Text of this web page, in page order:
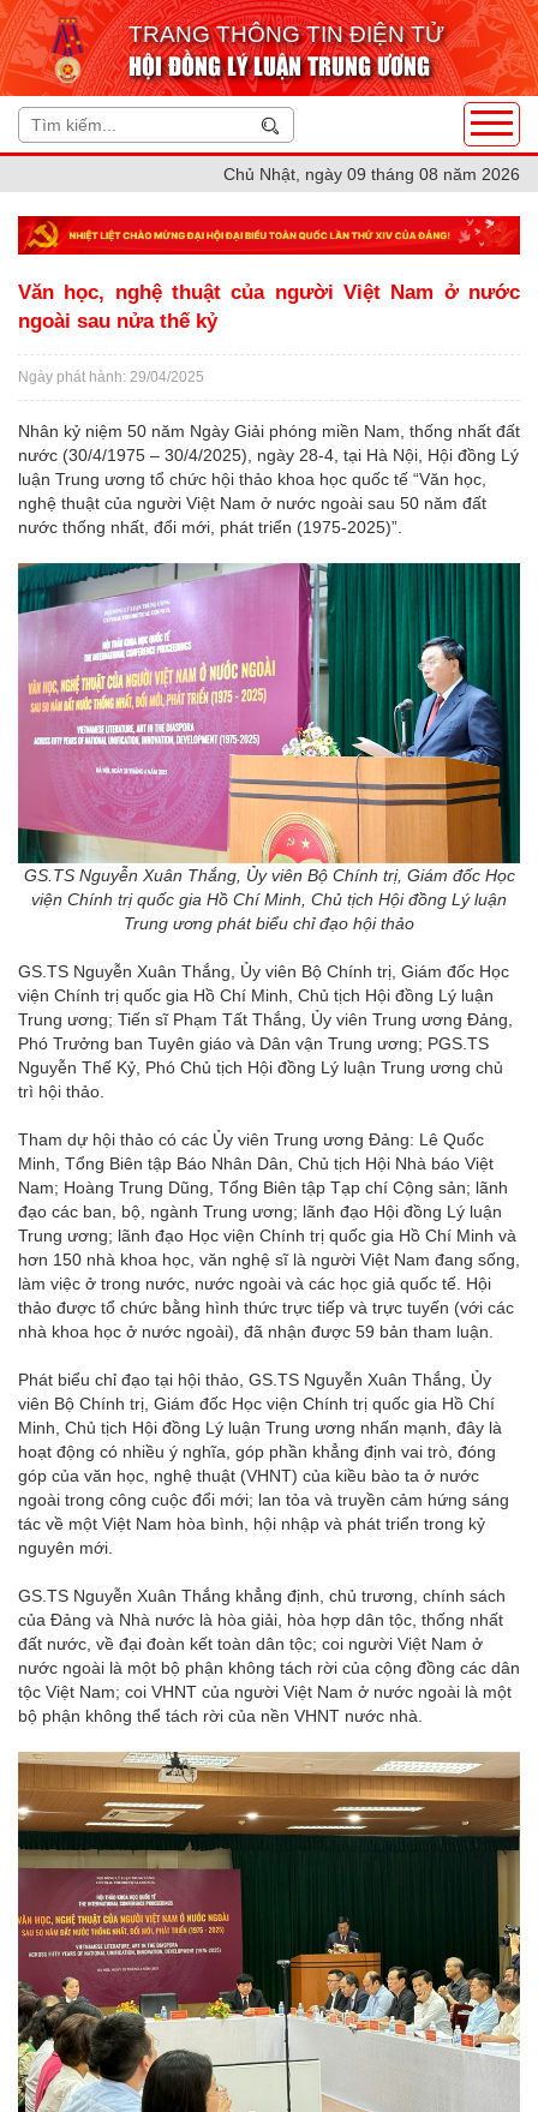
TRANG THÔNG TIN ĐIỆN TỬ
HỘI ĐỒNG LÝ LUẬN TRUNG ƯƠNG
Chủ Nhật, ngày 09 tháng 08 năm 2026
Văn học, nghệ thuật của người Việt Nam ở nước
ngoài sau nửa thế kỷ
Ngày phát hành: 29/04/2025
Nhân kỷ niệm 50 năm Ngày Giải phóng miền Nam, thống nhất đất
nước (30/4/1975 – 30/4/2025), ngày 28-4, tại Hà Nội, Hội đồng Lý
luận Trung ương tổ chức hội thảo khoa học quốc tế “Văn học,
nghệ thuật của người Việt Nam ở nước ngoài sau 50 năm đất
nước thống nhất, đổi mới, phát triển (1975-2025)”.
GS.TS Nguyễn Xuân Thắng, Ủy viên Bộ Chính trị, Giám đốc Học
viện Chính trị quốc gia Hồ Chí Minh, Chủ tịch Hội đồng Lý luận
Trung ương phát biểu chỉ đạo hội thảo
GS.TS Nguyễn Xuân Thắng, Ủy viên Bộ Chính trị, Giám đốc Học
viện Chính trị quốc gia Hồ Chí Minh, Chủ tịch Hội đồng Lý luận
Trung ương; Tiến sĩ Phạm Tất Thắng, Ủy viên Trung ương Đảng,
Phó Trưởng ban Tuyên giáo và Dân vận Trung ương; PGS.TS
Nguyễn Thế Kỷ, Phó Chủ tịch Hội đồng Lý luận Trung ương chủ
trì hội thảo.
Tham dự hội thảo có các Ủy viên Trung ương Đảng: Lê Quốc
Minh, Tổng Biên tập Báo Nhân Dân, Chủ tịch Hội Nhà báo Việt
Nam; Hoàng Trung Dũng, Tổng Biên tập Tạp chí Cộng sản; lãnh
đạo các ban, bộ, ngành Trung ương; lãnh đạo Hội đồng Lý luận
Trung ương; lãnh đạo Học viện Chính trị quốc gia Hồ Chí Minh và
hơn 150 nhà khoa học, văn nghệ sĩ là người Việt Nam đang sống,
làm việc ở trong nước, nước ngoài và các học giả quốc tế. Hội
thảo được tổ chức bằng hình thức trực tiếp và trực tuyến (với các
nhà khoa học ở nước ngoài), đã nhận được 59 bản tham luận.
Phát biểu chỉ đạo tại hội thảo, GS.TS Nguyễn Xuân Thắng, Ủy
viên Bộ Chính trị, Giám đốc Học viện Chính trị quốc gia Hồ Chí
Minh, Chủ tịch Hội đồng Lý luận Trung ương nhấn mạnh, đây là
hoạt động có nhiều ý nghĩa, góp phần khẳng định vai trò, đóng
góp của văn học, nghệ thuật (VHNT) của kiều bào ta ở nước
ngoài trong công cuộc đổi mới; lan tỏa và truyền cảm hứng sáng
tác về một Việt Nam hòa bình, hội nhập và phát triển trong kỷ
nguyên mới.
GS.TS Nguyễn Xuân Thắng khẳng định, chủ trương, chính sách
của Đảng và Nhà nước là hòa giải, hòa hợp dân tộc, thống nhất
đất nước, về đại đoàn kết toàn dân tộc; coi người Việt Nam ở
nước ngoài là một bộ phận không tách rời của cộng đồng các dân
tộc Việt Nam; coi VHNT của người Việt Nam ở nước ngoài là một
bộ phận không thể tách rời của nền VHNT nước nhà.